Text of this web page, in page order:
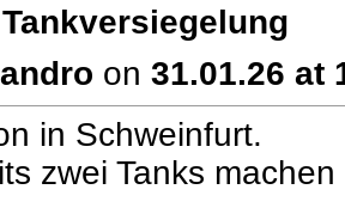
on 31.01.26 at
in Schweinfurt.
zwei Tanks